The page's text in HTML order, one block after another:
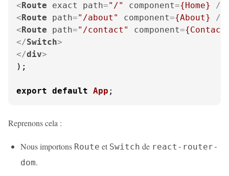
<Route exact path="/" component={Home}
/>
<Route path="/about" component={About}
/>
<Route path="/contact" component=
</Switch>
</div>
);
export default App ;
Reprenons cela :
Nous importons Route et Switch de react-router-
dom.